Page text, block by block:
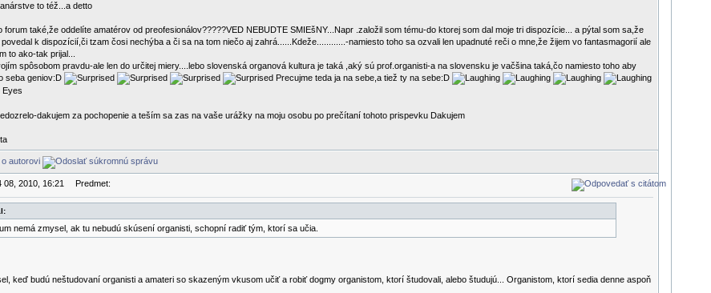
to též...a detto
forum také,že oddelíte amatérov od preofesionálov?????VED NEBUDTE SMIEšNY...Napr .založil som tému-do ktorej som dal moje tri dispozície... a pýtal som sa,že
k dispozícií,či tzam čosi nechýba a či sa na tom niečo aj zahrá......Kdeže............-namiesto toho sa ozvali len upadnuté reči o mne,že žijem vo fantasmagorií ale
to ako-tak prijal...
spôsobom pravdu-ale len do určitej miery....lebo slovenská organová kultura je taká ,aký sú prof.organisti-a na slovensku je vačšina taká,čo namiesto toho aby
seba geniov:D
Precujme teda ja na sebe,a tiež ty na sebe:D
dakujem za pochopenie a teším sa zas na vaše urážky na moju osobu po prečítaní tohoto prispevku Dakujem
08, 2010, 16:21 Predmet:
nemá zmysel, ak tu nebudú skúsení organisti, schopní radiť tým, ktorí sa učia.
keď budú neštudovaní organisti a amateri so skazeným vkusom učiť a robiť dogmy organistom, ktorí študovali, alebo študujú... Organistom, ktorí sedia denne aspoň